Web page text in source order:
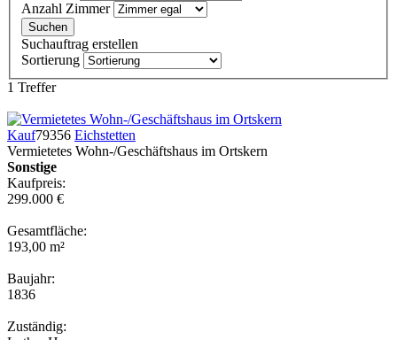
Anzahl Zimmer
Suchauftrag erstellen
Sortierung
1 Treffer
Kauf79356 Eichstetten
Vermietetes Wohn-/Geschäftshaus im Ortskern
Sonstige
Kaufpreis:
299.000 €
Gesamtfläche:
193,00 m²
Baujahr:
1836
Zuständig: